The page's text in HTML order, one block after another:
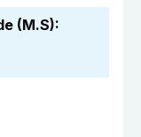
(M.S):